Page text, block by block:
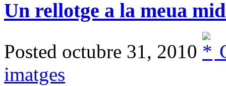
Un rellotge a la meua
Posted octubre 31, 2010
imatges